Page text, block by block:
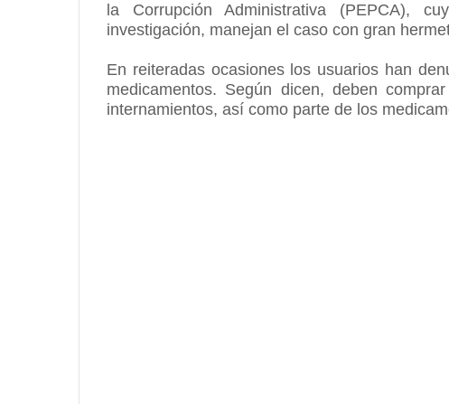
la Corrupción Administrativa (PEPCA),
investigación, manejan el caso con gran
En reiteradas ocasiones los usuarios han
medicamentos. Según dicen, deben
internamientos, así como parte de los